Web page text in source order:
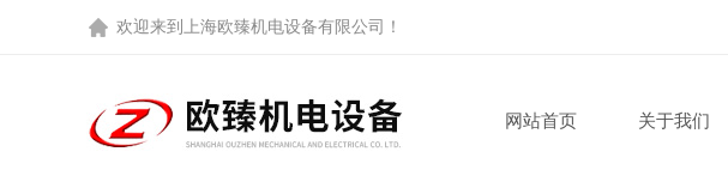
欢迎来到 上海欧臻机电设备有限公司 ！
网站首页 关于我们